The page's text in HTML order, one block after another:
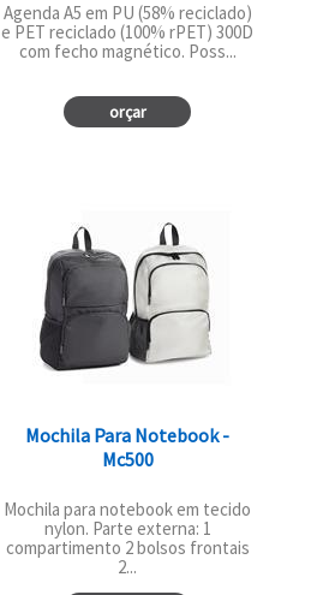
Agenda A5 em PU (58% reciclado)
e PET reciclado (100% rPET) 300D
com fecho magnético. Poss...
orçar
Mochila Para Notebook -
Mc500
Mochila para notebook em tecido
nylon. Parte externa: 1
compartimento 2 bolsos frontais
2...